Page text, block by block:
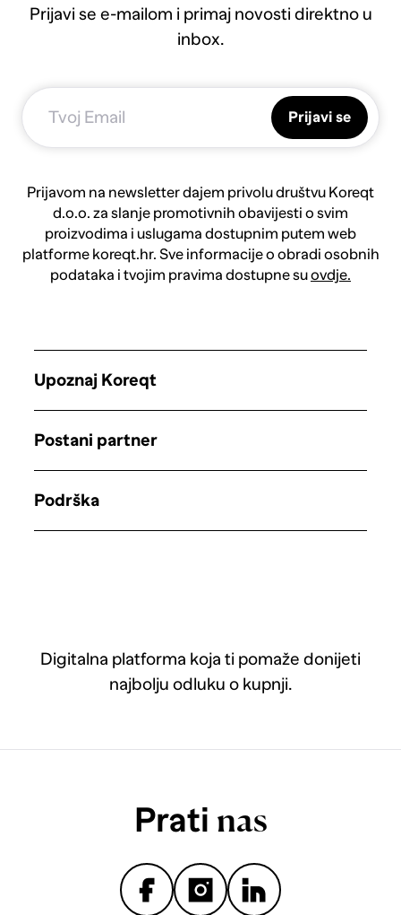
Prijavi se e-mailom i primaj novosti direktno u
inbox.
Prijavi se
Prijavom na newsletter dajem privolu društvu Koreqt
d.o.o. za slanje promotivnih obavijesti o svim
proizvodima i uslugama dostupnim putem web
platforme koreqt.hr. Sve informacije o obradi osobnih
podataka i tvojim pravima dostupne suovdje.
Digitalna platforma koja ti pomaže donijeti
najbolju odluku o kupnji.
Upoznaj Koreqt
Postani partner
Podrška
Prati nas